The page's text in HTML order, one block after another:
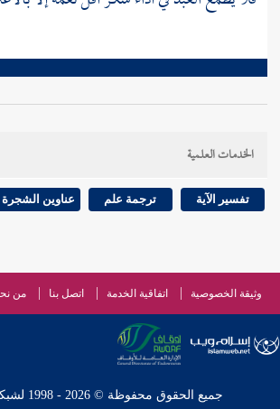
الخدمات العلمية
تفسير الآية ترجمة علم عناوين الشجرة
وثيقة الخصوصية اتفاقية الخدمة اتصل بنا من
جميع الحقوق محفوظة © 2026 - 1998 لشبكة إسلام ويب